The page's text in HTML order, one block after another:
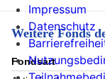
Weitere Fonds
Fondsart
Impressum
Datenschutz